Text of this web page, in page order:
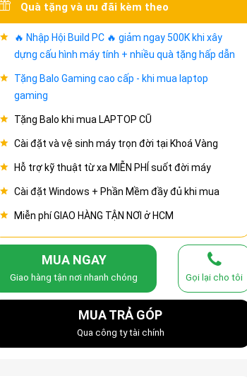
Quà tặng và ưu đãi kèm theo
🔥 Nhập Hội Build PC 🔥 giảm ngay 500K khi xây
dựng cấu hình máy tính + nhiều quà tặng hấp dẫn
Tặng Balo Gaming cao cấp - khi mua laptop
gaming
Tặng Balo khi mua LAPTOP CŨ
Cài đặt và vệ sinh máy trọn đời tại Khoá Vàng
Hỗ trợ kỹ thuật từ xa MIỄN PHÍ suốt đời máy
Cài đặt Windows + Phần Mềm đầy đủ khi mua
Miễn phí GIAO HÀNG TẬN NƠI ở HCM
MUA NGAY
Giao hàng tận nơi nhanh chóng Gọi lại cho tôi
MUA TRẢ GÓP
Qua công ty tài chính